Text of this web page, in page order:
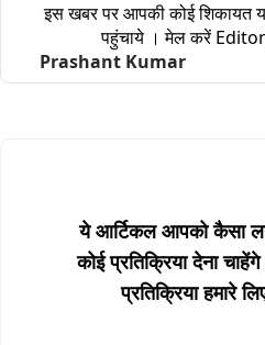
इस खबर पर आपकी कोई शिकायत
पहुंचाये । मेल करें
Prashant Kumar
ये आर्टिकल आपको कैसा
कोई प्रतिक्रिया देना
प्रतिक्रिया हमारे